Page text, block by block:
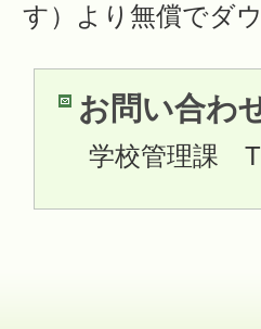
す）より無償でダ
お問い合わ
学校管理課